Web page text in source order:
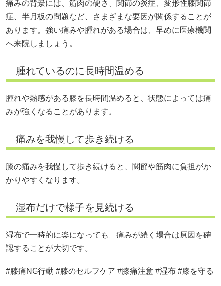
腫れや熱感がある膝を長時間温めると、状態によっては痛
みが強くなることがあります。
痛みを我慢して歩き続ける
膝の痛みを我慢して歩き続けると、関節や筋肉に負担がか
湿布だけで様子を見続ける
湿布で一時的に楽になっても、痛みが続く場合は原因を確
#膝痛NG行動 #膝のセルフケア #膝痛注意 #湿布 #膝を守る
膝の痛みが続くときは？病院に行く目安と整